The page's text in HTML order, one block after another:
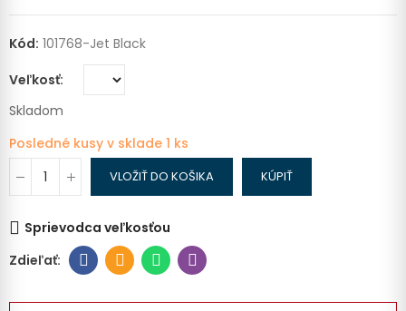
Kód: 101768-Jet Black
Veľkosť
Skladom
Posledné kusy v sklade 1 ks
VLOŽIŤ DO KOŠIKA KÚPIŤ
Sprievodca veľkosťou